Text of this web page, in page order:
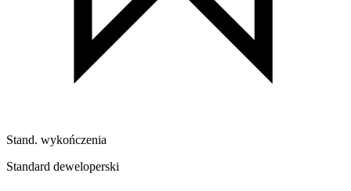
Stand. wykończenia
Standard deweloperski